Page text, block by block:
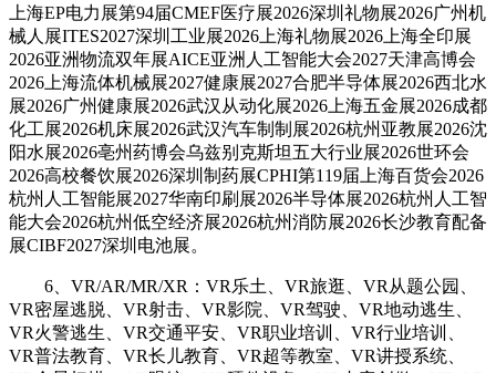
上海EP电力展第94届CMEF医疗展2026深圳礼物展2026广州机
械人展ITES2027深圳工业展2026上海礼物展2026上海全印展
2026亚洲物流双年展AICE亚洲人工智能大会2027天津高博会
2026上海流体机械展2027健康展2027合肥半导体展2026西北水
展2026广州健康展2026武汉从动化展2026上海五金展2026成都
化工展2026机床展2026武汉汽车制制展2026杭州亚教展2026沈
阳水展2026亳州药博会乌兹别克斯坦五大行业展2026世环会
2026高校餐饮展2026深圳制药展CPHI第119届上海百货会2026
杭州人工智能展2027华南印刷展2026半导体展2026杭州人工智
能大会2026杭州低空经济展2026杭州消防展2026长沙教育配备
展CIBF2027深圳电池展。
6、VR/AR/MR/XR：VR乐土、VR旅逛、VR从题公园、
VR密屋逃脱、VR射击、VR影院、VR驾驶、VR地动逃生、
VR火警逃生、VR交通平安、VR职业培训、VR行业培训、
VR普法教育、VR长儿教育、VR超等教室、VR讲授系统、